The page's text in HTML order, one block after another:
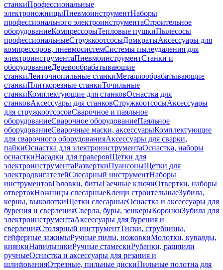
станкиПрофессиональные
электроножницыПневмоинструментНаборы
профессионального электроинструментаСтроительное
оборудованиеКомпрессорыТепловые пушкиПылесосы
профессиональныеСтружкоотсосыДомкратыАксессуары для
компрессоров, пневмосистемСистемы пылеудаления для
электроинструментаПневмоинструментСтанки и
оборудованиеДеревообрабатывающие
станкиЛенточнопильные станкиМеталлообрабатывающие
станкиПлиткорезные станкиТочильные
станкиКомплектующие для станковОснастка для
станковАксессуары для станковСтружкоотсосыАксессуары
для стружкоотсосовСварочное и паяльное
оборудованиеСварочное оборудованиеПаяльное
оборудованиеСварочные маски, аксессуарыКомплектующие
для сварочного оборудованияАксессуары для сварки,
пайкиОснастка для электроинструментаОснастка, наборы
оснасткиНасадки для граверовЩетки для
электроинструментаРазверткиПуансоныЩетки для
электродвигателейСлесарный инструментНаборы
инструментовГоловки, битыГаечные ключиОтвертки, наборы
отвертокНожницы слесарныеКлещи строительныеЗубила,
керны, выколоткиЩетки слесарныеОснастка и аксессуары для
бурения и сверленияСверла, буры, зенкерыКоронкиЗубила для
электроинструментаАксессуары для бурения и
сверленияСтолярный инструментТиски, струбцины,
гейферные зажимыРучные пилы, ножовкиМолотки, кувалды,
киянкиНапильникиРучные стамескиРубанки, рашпили
ручныеОснастка и аксессуары для резания и
шлифованияОтрезные, пильные дискиПильные полотна для